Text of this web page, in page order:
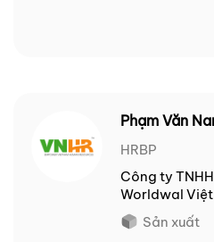
Phạm Văn
HRBP
Công ty
Worldwal
Sản xuất